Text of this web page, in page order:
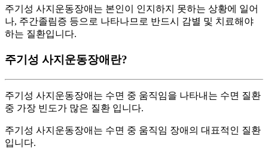
주기성 사지운동장애는 본인이 인지하지 못하는 상황에 일어
나, 주간졸림증 등으로 나타나므로 반드시 감별 및 치료해야
하는 질환입니다.
주기성 사지운동장애란?
주기성 사지운동장애는 수면 중 움직임을 나타내는 수면 질환
중 가장 빈도가 많은 질환 입니다.
주기성 사지운동장애는 수면 중 움직임 장애의 대표적인 질환
입니다.